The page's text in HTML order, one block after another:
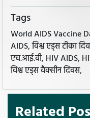
Tags
World AIDS Vaccine
AIDS, विश्व एड्स टीका
एच.आई.वी, HIV AIDS,
विश्व एड्स वैक्सीन दिवस,
Related